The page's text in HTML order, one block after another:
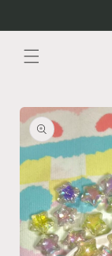
Passa alle
informazioni
sul
prodotto